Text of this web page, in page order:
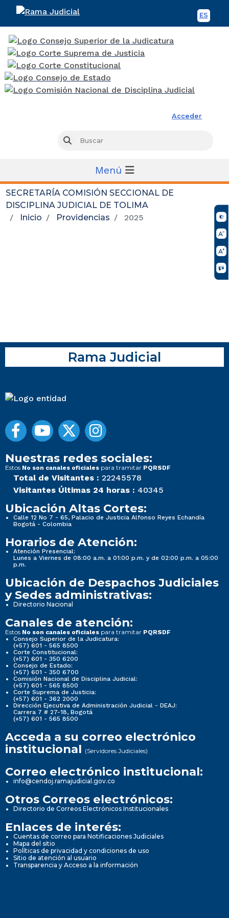
ES
Acceder
Buscar
Menú
SECRETARÍA COMISIÓN SECCIONAL DE
DISCIPLINA JUDICIAL DE TOLIMA
Inicio
Providencias 2025
Rama Judicial
Nuestras redes sociales:
Estos No son canales oficiales para tramitar PQRSDF
Total de Visitantes : 22245578
Visitantes Últimas 24 horas : 40345
Ubicación Altas Cortes:
Calle 12 No 7 - 65, Palacio de Justicia Alfonso Reyes Echandía
Bogotá - Colombia
Horarios de Atención:
Atención Presencial:
Lunes a Viernes de 08:00 a.m. a 01:00 p.m. y de 02:00 p.m. a 05:00
p.m.
Ubicación de Despachos Judiciales
y Sedes administrativas:
Directorio Nacional
Canales de atención:
Estos No son canales oficiales para tramitar PQRSDF
Consejo Superior de la Judicatura:
(+57) 601 - 565 8500
Corte Constitucional:
(+57) 601 - 350 6200
Consejo de Estado:
(+57) 601 - 350 6700
Comisión Nacional de Disciplina Judicial:
(+57) 601 - 565 8500
Corte Suprema de Justicia:
(+57) 601 - 362 2000
Dirección Ejecutiva de Administración Judicial - DEAJ:
Carrera 7 # 27-18, Bogotá
(+57) 601 - 565 8500
Acceda a su correo electrónico
institucional (Servidores Judiciales)
Correo electrónico institucional:
info@cendoj.ramajudicial.gov.co
Otros Correos electrónicos:
Directorio de Correos Electrónicos Institucionales
Enlaces de interés:
Cuentas de correo para Notificaciones Judiciales
Mapa del sitio
Políticas de privacidad y condiciones de uso
Sitio de atención al usuario
Transparencia y Acceso a la información